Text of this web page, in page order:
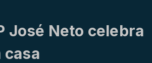
José Neto celebra
casa